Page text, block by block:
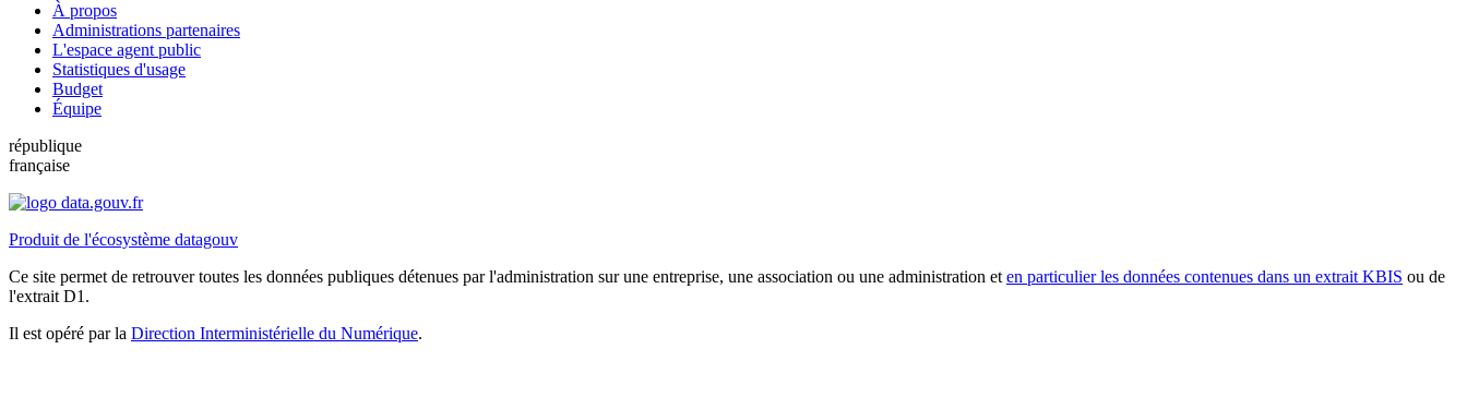
À propos
Administrations partenaires
L'espace agent public
Statistiques d'usage
Budget
Équipe
république
française
Produit de l'écosystème datagouv
Ce site permet de retrouver toutes les données publiques détenues par l'administration sur une entreprise, une association ou une administration et en particulier les données contenues dans un extrait KBIS ou de
l'extrait D1.
Il est opéré par la Direction Interministérielle du Numérique.